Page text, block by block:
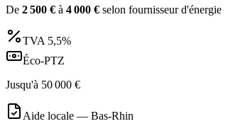
De 2 500 € à 4 000 € selon fournisseur d'énergie
TVA 5,5%
Éco-PTZ
Jusqu'à 50 000 €
Aide locale — Bas-Rhin